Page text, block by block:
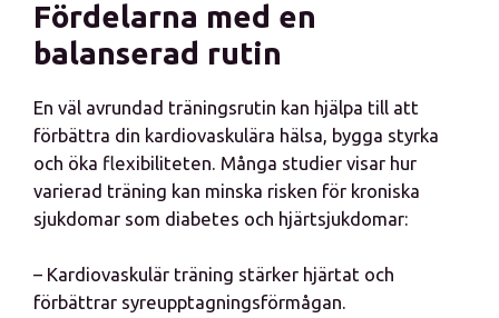
Fördelarna med en
balanserad rutin
En väl avrundad träningsrutin kan hjälpa till att
förbättra din kardiovaskulära hälsa, bygga styrka
och öka flexibiliteten. Många studier visar hur
varierad träning kan minska risken för kroniska
sjukdomar som diabetes och hjärtsjukdomar:
– Kardiovaskulär träning stärker hjärtat och
förbättrar syreupptagningsförmågan.